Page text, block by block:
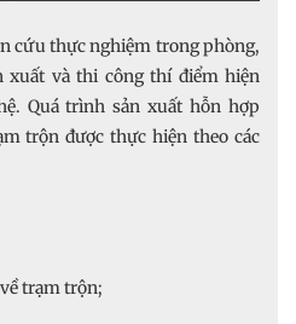
cứu thực nghiệm trong phòng,
xuất và thi công thí điểm hiện
Quá trình sản xuất hỗn hợp
trộn được thực hiện theo các
trạm trộn;